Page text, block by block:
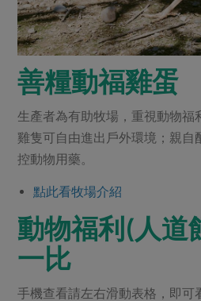
善糧動福雞蛋
生產者為有助牧場，重視動物福
雞隻可自由進出戶外環境；親自
控動物用藥。
點此看牧場介紹
動物福利(人道
一比
手機查看請左右滑動表格，即可